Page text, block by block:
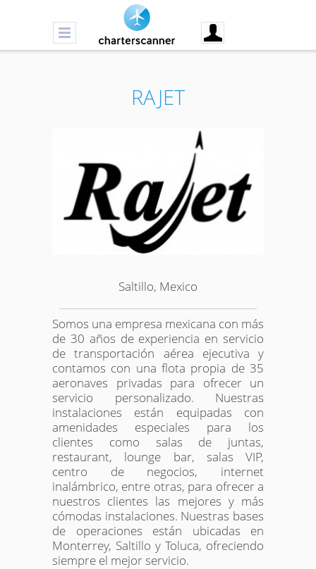
RAJET
Saltillo, Mexico
Somos una empresa mexicana con más
de 30 años de experiencia en servicio
de transportación aérea ejecutiva y
contamos con una flota propia de 35
aeronaves privadas para ofrecer un
servicio personalizado. Nuestras
instalaciones están equipadas con
amenidades especiales para los
clientes como salas de juntas,
restaurant, lounge bar, salas VIP,
centro de negocios, internet
inalámbrico, entre otras, para ofrecer a
nuestros clientes las mejores y más
cómodas instalaciones. Nuestras bases
de operaciones están ubicadas en
Monterrey, Saltillo y Toluca, ofreciendo
siempre el mejor servicio.